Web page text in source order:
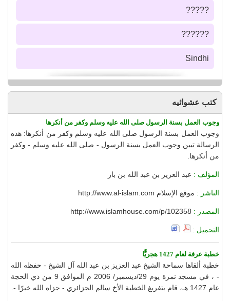
?????
??????
Sindhi
كتب عشوائيه
وجوب العمل بسنة الرسول صلى الله عليه وسلم وكفر من أنكرها
وجوب العمل بسنة الرسول صلى الله عليه وسلم وكفر من أنكرها: هذه
الرسالة تبين وجوب العمل بسنة الرسول - صلى الله عليه وسلم - وكفر
من أنكرها.
المؤلف : عبد العزيز بن عبد الله بن باز
الناشر : موقع الإسلام http://www.al-islam.com
المصدر : http://www.islamhouse.com/p/102358
التحميل :
خطبة عرفة لعام 1427 هجريًّا
خطبة ألقاها سماحة الشيخ عبد العزيز بن عبد الله آل الشيخ - حفظه الله
- ، في مسجد نمرة يوم 29/ديسمبر/ 2006 م الموافق 9 من ذي الحجة
عام 1427 هـ، قام بتفريغ الخطبة الأخ سالم الجزائري - جزاه الله خيرًا -.